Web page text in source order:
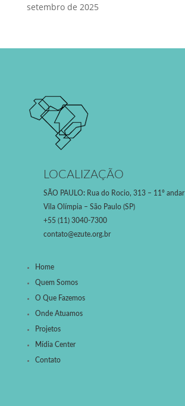
setembro de 2025
LOCALIZAÇÃO
SÃO PAULO: Rua do Rocio, 313 – 11º andar
Vila Olímpia – São Paulo (SP)
+55 (11) 3040-7300
contato@ezute.org.br
Home
Quem Somos
O Que Fazemos
Onde Atuamos
Projetos
Mídia Center
Contato